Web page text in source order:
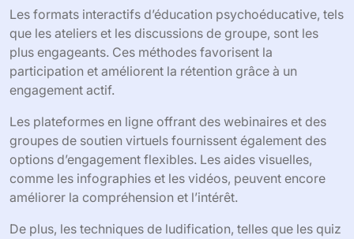
Les formats interactifs d’éducation psychoéducative, tels
que les ateliers et les discussions de groupe, sont les
plus engageants. Ces méthodes favorisent la
participation et améliorent la rétention grâce à un
engagement actif.
Les plateformes en ligne offrant des webinaires et des
groupes de soutien virtuels fournissent également des
options d’engagement flexibles. Les aides visuelles,
comme les infographies et les vidéos, peuvent encore
améliorer la compréhension et l’intérêt.
De plus, les techniques de ludification, telles que les quiz